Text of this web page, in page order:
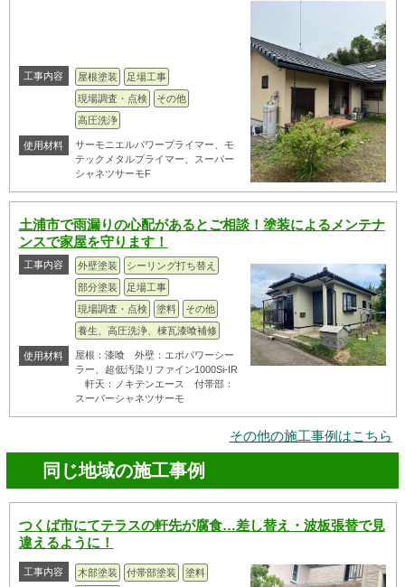
工事内容 屋根塗装
足場工事
現場調査・点検
その他
高圧洗浄
使用材料
サーモニエルパワープライマー、モ
テックメタルプライマー、スーパー
シャネツサーモF
土浦市で雨漏りの心配があるとご相談！塗装によるメンテナ
ンスで家屋を守ります！
工事内容 外壁塗装
シーリング打ち替え
部分塗装
足場工事
現場調査・点検
塗料
その他
養生、高圧洗浄、棟瓦漆喰補修
使用材料
屋根：漆喰 外壁：エポパワーシー
ラー、超低汚染リファイン1000Si-IR
軒天：ノキテンエース 付帯部：
スーパーシャネツサーモ
その他の施工事例はこちら
同じ地域の施工事例
つくば市にてテラスの軒先が腐食…差し替え・波板張替で見
違えるように！
工事内容 木部塗装 付帯部塗装
塗料